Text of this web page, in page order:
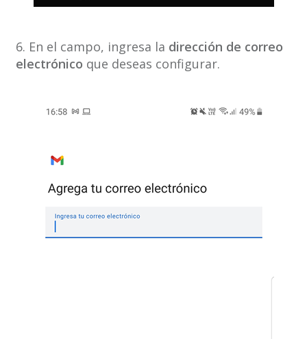
6. En el campo, ingresa la dirección de correo
electrónico que deseas configurar.